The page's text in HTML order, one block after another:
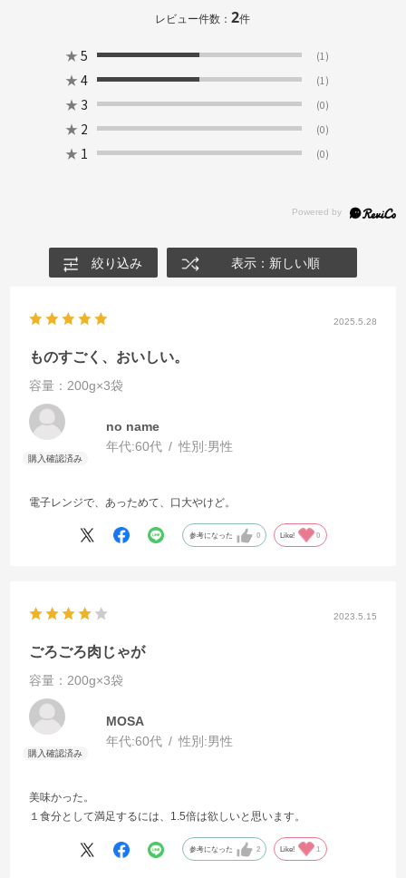
レビュー件数：2件
★ 5 (1)
★ 4 (1)
★ 3 (0)
★ 2 (0)
★ 1 (0)
絞り込み 表示：新しい順
2025.5.28
ものすごく、おいしい。
容量：200g×3袋
no name
年代:60代 性別:男性
電子レンジで、あっためて、口大やけど。
参考になった 0 Like! 0
2023.5.15
ごろごろ肉じゃが
容量：200g×3袋
MOSA
年代:60代 性別:男性
美味かった。
１食分として満足するには、1.5倍は欲しいと思います。
参考になった 2 Like! 1